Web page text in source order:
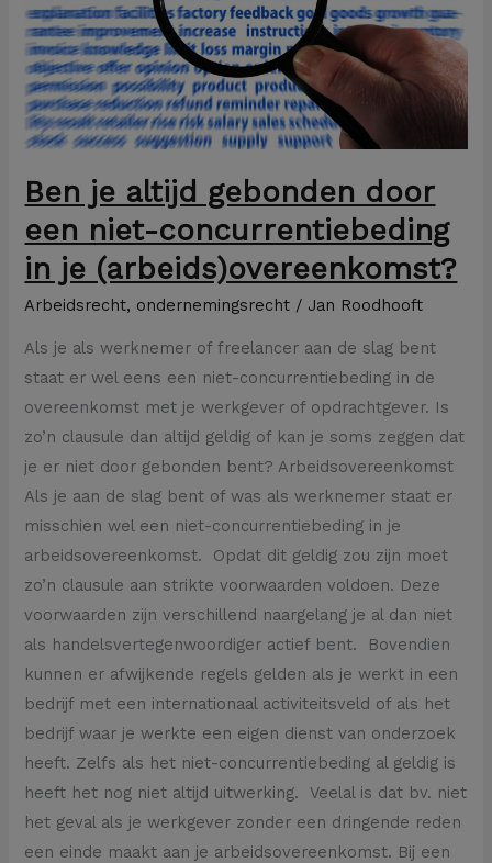
Ben je altijd gebonden door
een niet-concurrentiebeding
in je (arbeids)overeenkomst?
Arbeidsrecht, ondernemingsrecht / Jan Roodhooft
Als je als werknemer of freelancer aan de slag bent
staat er wel eens een niet-concurrentiebeding in de
overeenkomst met je werkgever of opdrachtgever. Is
zo’n clausule dan altijd geldig of kan je soms zeggen dat
je er niet door gebonden bent? Arbeidsovereenkomst
Als je aan de slag bent of was als werknemer staat er
misschien wel een niet-concurrentiebeding in je
arbeidsovereenkomst. Opdat dit geldig zou zijn moet
zo’n clausule aan strikte voorwaarden voldoen. Deze
voorwaarden zijn verschillend naargelang je al dan niet
als handelsvertegenwoordiger actief bent. Bovendien
kunnen er afwijkende regels gelden als je werkt in een
bedrijf met een internationaal activiteitsveld of als het
bedrijf waar je werkte een eigen dienst van onderzoek
heeft. Zelfs als het niet-concurrentiebeding al geldig is
heeft het nog niet altijd uitwerking. Veelal is dat bv. niet
het geval als je werkgever zonder een dringende reden
een einde maakt aan je arbeidsovereenkomst. Bij een
een
niet-
concurrentiebeding
in
je